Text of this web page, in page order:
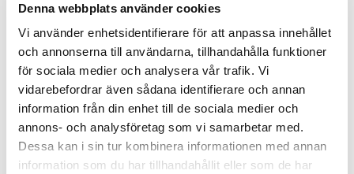
Denna webbplats använder cookies
Vi använder enhetsidentifierare för att anpassa innehållet
och annonserna till användarna, tillhandahålla funktioner
för sociala medier och analysera vår trafik. Vi
vidarebefordrar även sådana identifierare och annan
information från din enhet till de sociala medier och
annons- och analysföretag som vi samarbetar med.
Dessa kan i sin tur kombinera informationen med annan
information som du har tillhandahållit eller som de har
-
KÖP
ELLER
Skapa din egen 10-pack blandning* för